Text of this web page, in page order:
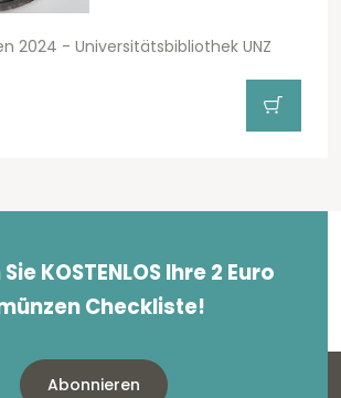
2024 - Universitätsbibliothek UNZ
KOSTENLOS Ihre 2 Euro
Checkliste!
Abonnieren